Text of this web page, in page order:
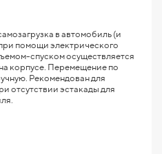
в автомобиль (и
помощи электрического
спуском осуществляется
корпусе. Перемещение по
Рекомендован для
отсутствии эстакады для